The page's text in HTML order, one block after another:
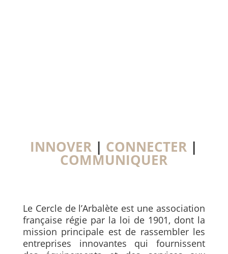
INNOVER | CONNECTER |
COMMUNIQUER
Le Cercle de l’Arbalète est une association
française régie par la loi de 1901, dont la
mission principale est de rassembler les
entreprises innovantes qui fournissent